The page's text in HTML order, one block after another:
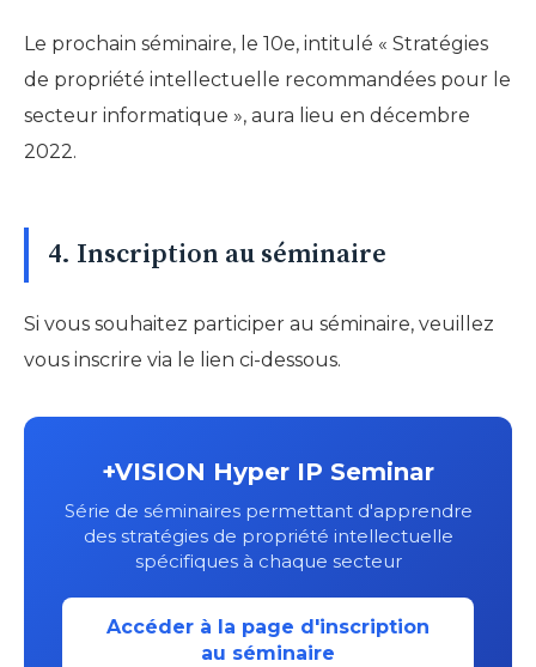
Le prochain séminaire, le 10e, intitulé « Stratégies
de propriété intellectuelle recommandées pour le
secteur informatique », aura lieu en décembre
2022.
4. Inscription au séminaire
Si vous souhaitez participer au séminaire, veuillez
vous inscrire via le lien ci-dessous.
+VISION Hyper IP Seminar
Série de séminaires permettant d'apprendre
des stratégies de propriété intellectuelle
spécifiques à chaque secteur
Accéder à la page d'inscription
au séminaire